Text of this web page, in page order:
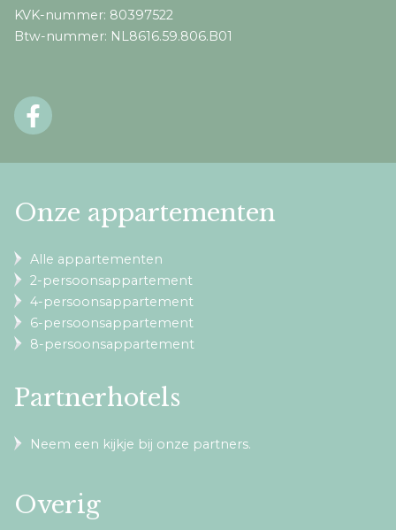
KVK-nummer: 80397522
Btw-nummer: NL8616.59.806.B01
Onze appartementen
Alle appartementen
2-persoonsappartement
4-persoonsappartement
6-persoonsappartement
8-persoonsappartement
Partnerhotels
Neem een kijkje bij onze partners.
Overig